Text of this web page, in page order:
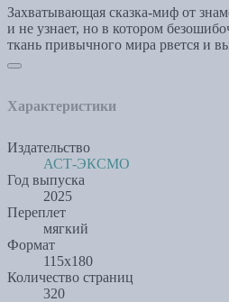
Захватывающая сказка-миф от
и не узнает, но в котором
ткань привычного мира рвется и
Характеристики
Издательство
АСТ-ЭКСМО
Год выпуска
2025
Переплет
мягкий
Формат
115х180
Количество страниц
320